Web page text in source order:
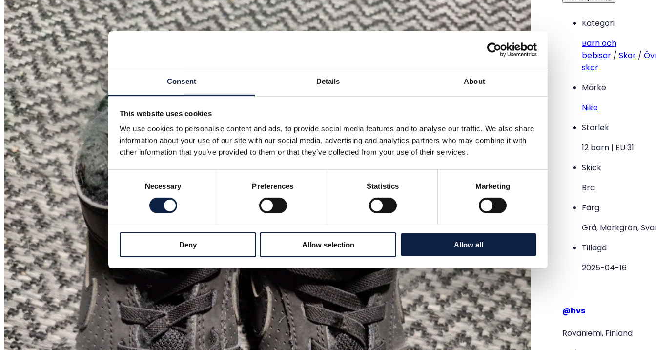
Consent Details About
This website uses cookies
We use cookies to personalise content and ads, to provide social media features and to analyse our traffic. We also share
information about your use of our site with our social media, advertising and analytics partners who may combine it with
other information that you’ve provided to them or that they’ve collected from your use of their services.
Consent
Necessary Preferences Statistics Marketing
Deny Allow selection Allow all
Kategori
Barn och
bebisar / Skor /
skor
Märke
Nike
Storlek
12 barn | EU 31
Skick
Bra
Färg
Grå, Mörkgrön,
Tillagd
2025-04-16
@hvs
Rovaniemi, Finland